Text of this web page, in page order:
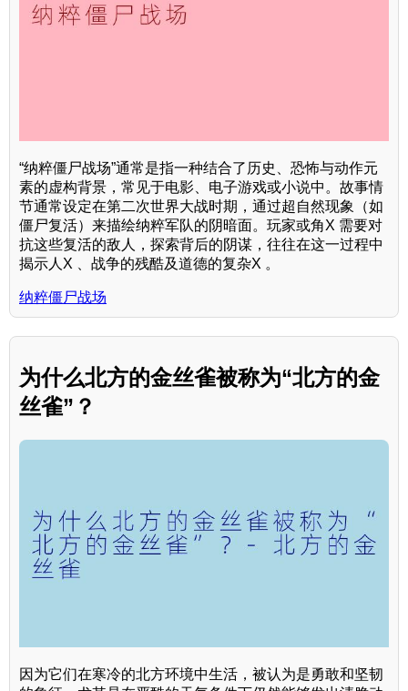
“纳粹僵尸战场”通常是指一种结合了历史、恐怖与动作元
素的虚构背景，常见于电影、电子游戏或小说中。故事情
节通常设定在第二次世界大战时期，通过超自然现象（如
僵尸复活）来描绘纳粹军队的阴暗面。玩家或角X 需要对
抗这些复活的敌人，探索背后的阴谋，往往在这一过程中
揭示人X 、战争的残酷及道德的复杂X 。
纳粹僵尸战场
为什么北方的金丝雀被称为“北方的金
丝雀”？
因为它们在寒冷的北方环境中生活，被认为是勇敢和坚韧